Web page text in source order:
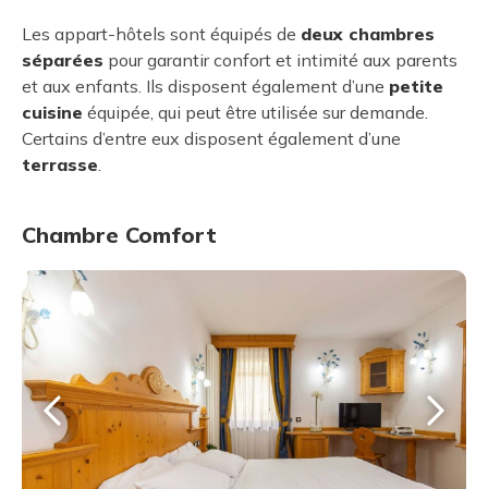
Les appart-hôtels sont équipés de deux chambres
séparées pour garantir confort et intimité aux parents
et aux enfants. Ils disposent également d’une petite
cuisine équipée, qui peut être utilisée sur demande.
Certains d’entre eux disposent également d’une
terrasse.
Chambre Comfort